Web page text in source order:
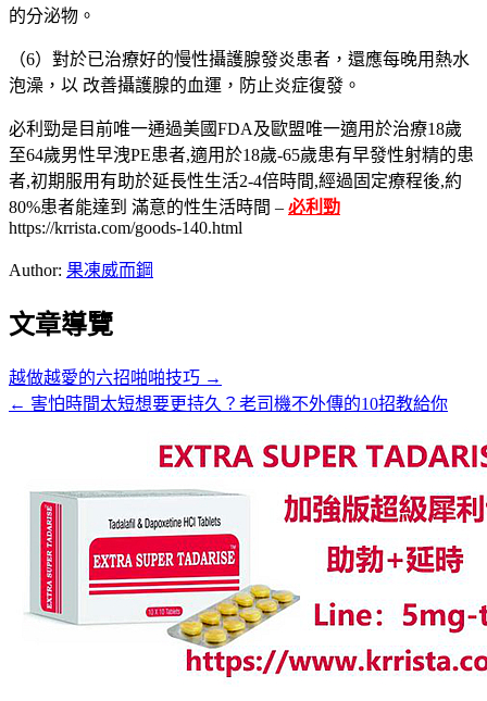
的分泌物。
（6）對於已治療好的慢性攝護腺發炎患者，還應每晚用熱水
泡澡，以 改善攝護腺的血運，防止炎症復發。
必利勁是目前唯一通過美國FDA及歐盟唯一適用於治療18歲
至64歲男性早洩PE患者,適用於18歲-65歲患有早發性射精的患
者,初期服用有助於延長性生活2-4倍時間,經過固定療程後,約
80%患者能達到 滿意的性生活時間 – 必利勁
https://krrista.com/goods-140.html
Author: 果凍威而鋼
文章導覽
越做越愛的六招啪啪技巧 →
← 害怕時間太短想要更持久？老司機不外傳的10招教給你